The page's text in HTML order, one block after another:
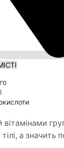
а значить